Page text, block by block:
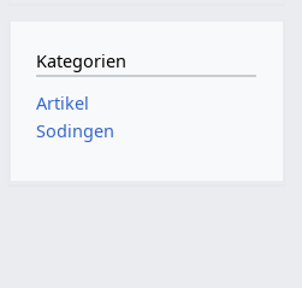
Kategorien
Artikel
Sodingen